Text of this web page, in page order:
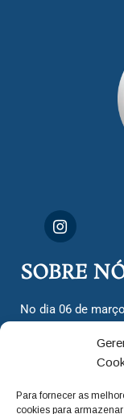
Para fornecer as
cookies para
SOBRE
No dia 06 de
cidadãos
dois jornais. Há
com o foco de